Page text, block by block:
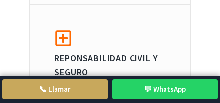
REPONSABILIDAD CIVIL Y
SEGURO
He sufrido una caída de un
📞 Llamar 💬 WhatsApp